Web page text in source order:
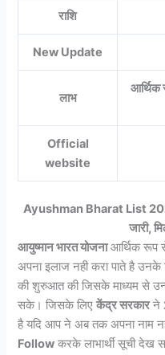
राशि
New Update
लाभ
आर्थिक
Official
website
Ayushman Bharat List
जारी,
आयुष्मान भारत योजनाआर्थिक रूप
अपना इलाज नही करा पाते है
की शुरुआत की जिसके माध्यम से
सके। जिसके लिएकेंद्र सरकारने
है यदि आप ने अब तक अपना नाम
Follow करके लाभार्थी सूची देख